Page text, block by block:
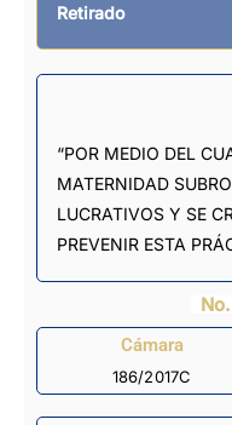
Retirado
“POR MEDIO DEL
MATERNIDAD
LUCRATIVOS Y SE
PREVENIR ESTA
Cámara
186/2017C